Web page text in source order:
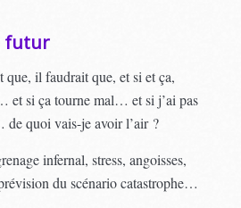
futur
il faudrait que, et si et ça,
et si ça tourne mal… et si j’ai pas
de quoi vais-je avoir l’air ?
infernal, stress, angoisses,
du scénario catastrophe…